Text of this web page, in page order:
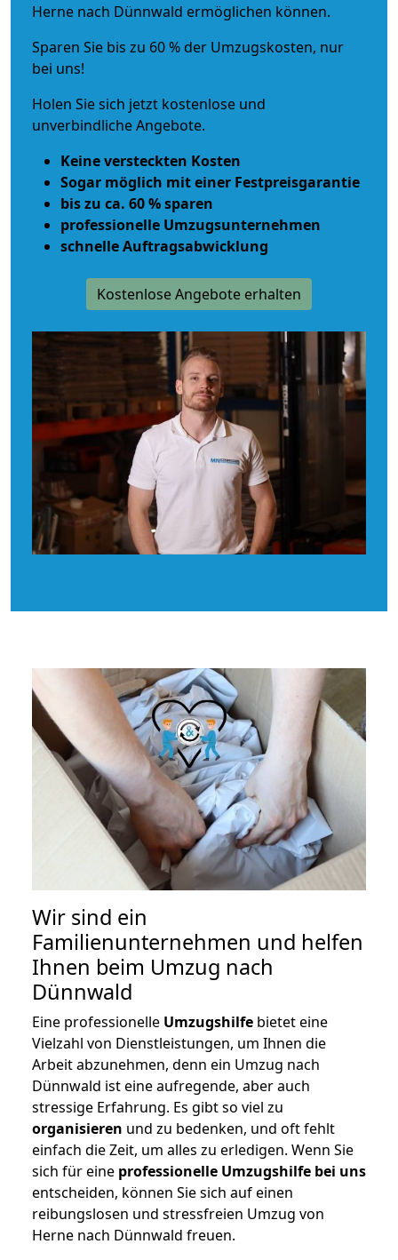
Herne nach Dünnwald ermöglichen können.
Sparen Sie bis zu 60 % der Umzugskosten, nur
bei uns!
Holen Sie sich jetzt kostenlose und
unverbindliche Angebote.
Keine versteckten Kosten
Sogar möglich mit einer Festpreisgarantie
bis zu ca. 60 % sparen
professionelle Umzugsunternehmen
schnelle Auftragsabwicklung
Kostenlose Angebote erhalten
Wir sind ein
Familienunternehmen und helfen
Ihnen beim Umzug nach
Dünnwald
Eine professionelle Umzugshilfe bietet eine
Vielzahl von Dienstleistungen, um Ihnen die
Arbeit abzunehmen, denn ein Umzug nach
Dünnwald ist eine aufregende, aber auch
stressige Erfahrung. Es gibt so viel zu
organisieren und zu bedenken, und oft fehlt
einfach die Zeit, um alles zu erledigen. Wenn Sie
sich für eine professionelle Umzugshilfe bei uns
entscheiden, können Sie sich auf einen
reibungslosen und stressfreien Umzug von
Herne nach Dünnwald freuen.